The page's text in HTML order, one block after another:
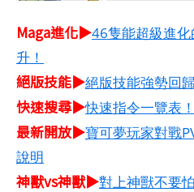
Maga進化▶46隻能超級進
升！
絕版技能▶絕版技能強勢回
快速搜尋▶快速指令一覽表
最新開放▶寶可夢玩家對戰
說明
神獸vs神獸▶對上神獸不要